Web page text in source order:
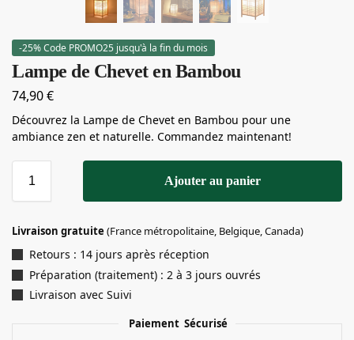
-25% Code PROMO25 jusqu'à la fin du mois
Lampe de Chevet en Bambou
74,90€
Découvrez la Lampe de Chevet en Bambou pour une
ambiance zen et naturelle. Commandez maintenant!
Ajouter au panier
Livraison gratuite (France métropolitaine, Belgique, Canada)
Retours : 14 jours après réception
Préparation (traitement) : 2 à 3 jours ouvrés
Livraison avec Suivi
Paiement Sécurisé